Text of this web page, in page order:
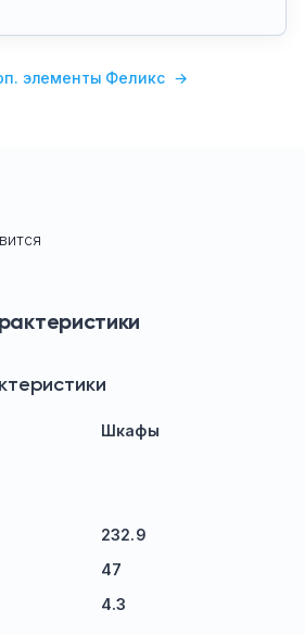
элементы Феликс →
Шкафы
232.9
47
4.3